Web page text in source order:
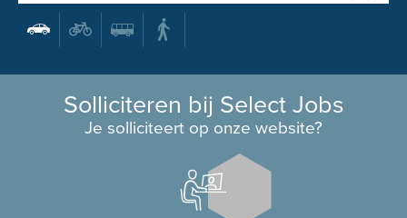
Solliciteren bij Select Jobs
Je solliciteert op onze website?